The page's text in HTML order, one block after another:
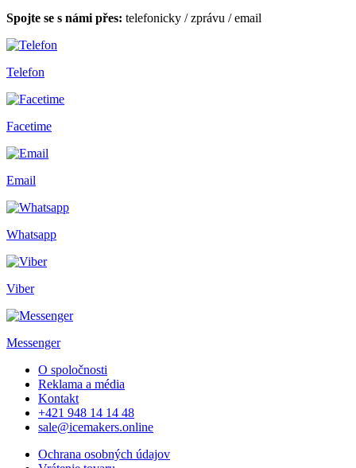
Spojte se s námi přes: telefonicky /zprávu /email
Telefon
Facetime
Email
Whatsapp
Viber
Messenger
O spoločnosti
Reklama a média
Kontakt
+421 948 14 14 48
sale@icemakers.online
Ochrana osobných údajov